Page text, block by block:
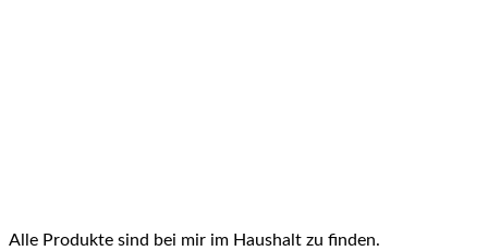
Alle Produkte sind bei mir im Haushalt zu finden.